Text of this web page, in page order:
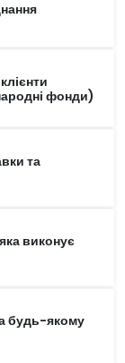
фонди)
та
виконує
будь-якому